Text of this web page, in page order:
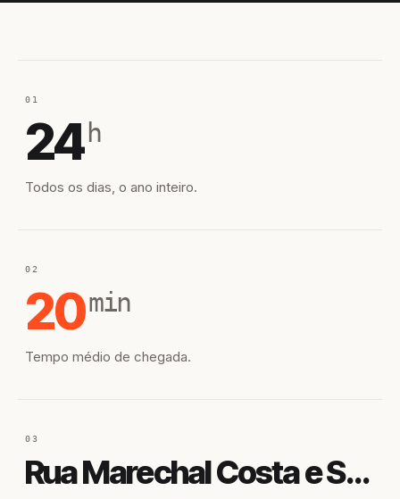
01
24 h
Todos os dias, o ano inteiro.
02
20min
Tempo médio de chegada.
03
Rua Marechal Costa e Silva